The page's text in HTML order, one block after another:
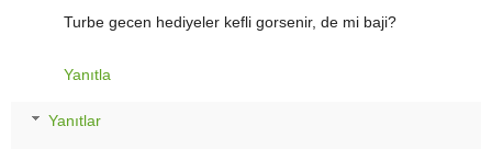
Turbe gecen hediyeler kefli gorsenir, de mi baji?
Yanıtla
Yanıtlar